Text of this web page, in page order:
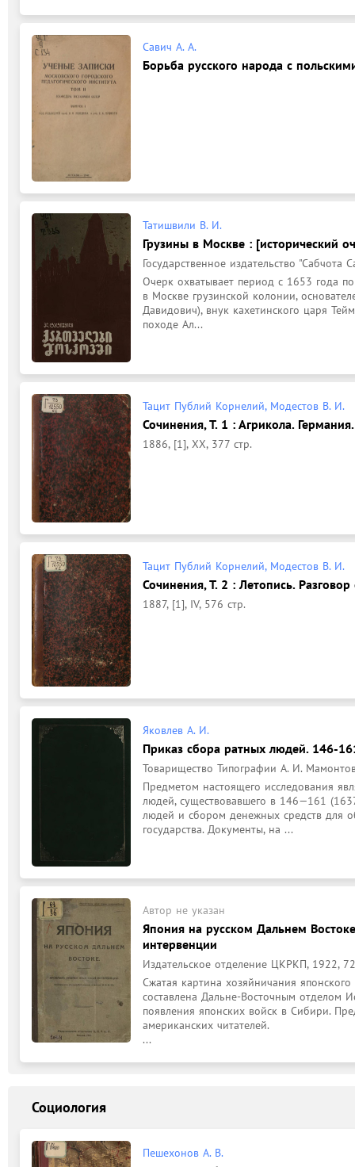
Савич А. А.
Борьба русского народа с
Татишвили В. И.
Грузины в Москве : [исторический
Государственное издательство "Сабчота
Очерк охватывает период с 1653 года
в Москве грузинской колонии,
Давидович), внук кахетинского царя
походе Ал...
Тацит Публий Корнелий, Модестов В. И.
Сочинения, Т. 1 : Агрикола.
1886, [1], XX, 377 стр.
Тацит Публий Корнелий, Модестов В. И.
Сочинения, Т. 2 : Летопись.
1887, [1], IV, 576 стр.
Яковлев А. И.
Приказ сбора ратных людей. 146-
Товарищество Типографии А. И.
Предметом настоящего исследования
людей, существовавшего в 146—161
людей и сбором денежных средств для
государства. Документы, на ...
Автор не указан
Япония на русском Дальнем
интервенции
Издательское отделение ЦКРКП, 1922,
Сжатая картина хозяйничания
составлена Дальне-Восточным отделом
появления японских войск в Сибири.
американских читателей.
...
Социология
Пешехонов А. В.